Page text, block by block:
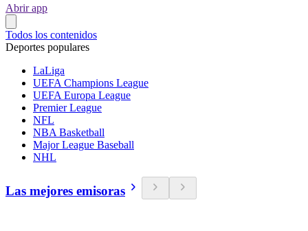
Abrir app
Todos los contenidos
Deportes populares
LaLiga
UEFA Champions League
UEFA Europa League
Premier League
NFL
NBA Basketball
Major League Baseball
NHL
Las mejores emisoras